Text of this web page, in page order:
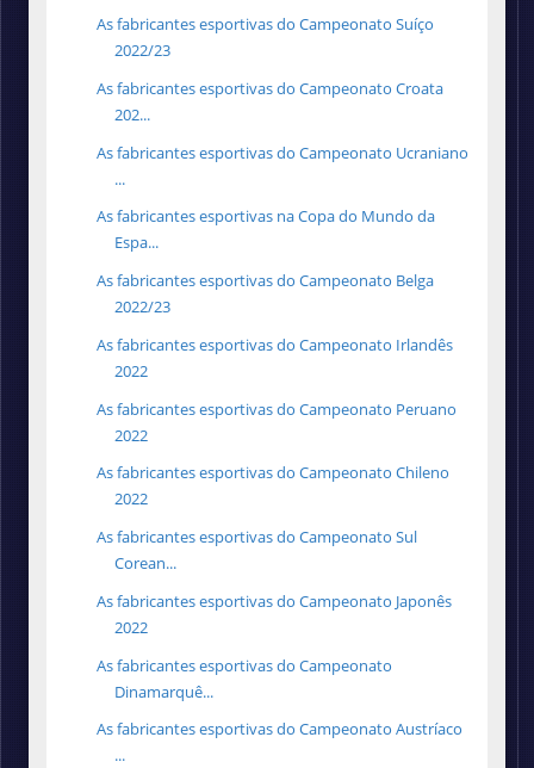
As fabricantes esportivas do Campeonato Suíço
2022/23
As fabricantes esportivas do Campeonato Croata
202...
As fabricantes esportivas do Campeonato Ucraniano
...
As fabricantes esportivas na Copa do Mundo da
Espa...
As fabricantes esportivas do Campeonato Belga
2022/23
As fabricantes esportivas do Campeonato Irlandês
2022
As fabricantes esportivas do Campeonato Peruano
2022
As fabricantes esportivas do Campeonato Chileno
2022
As fabricantes esportivas do Campeonato Sul
Corean...
As fabricantes esportivas do Campeonato Japonês
2022
As fabricantes esportivas do Campeonato
Dinamarquê...
As fabricantes esportivas do Campeonato Austríaco
...